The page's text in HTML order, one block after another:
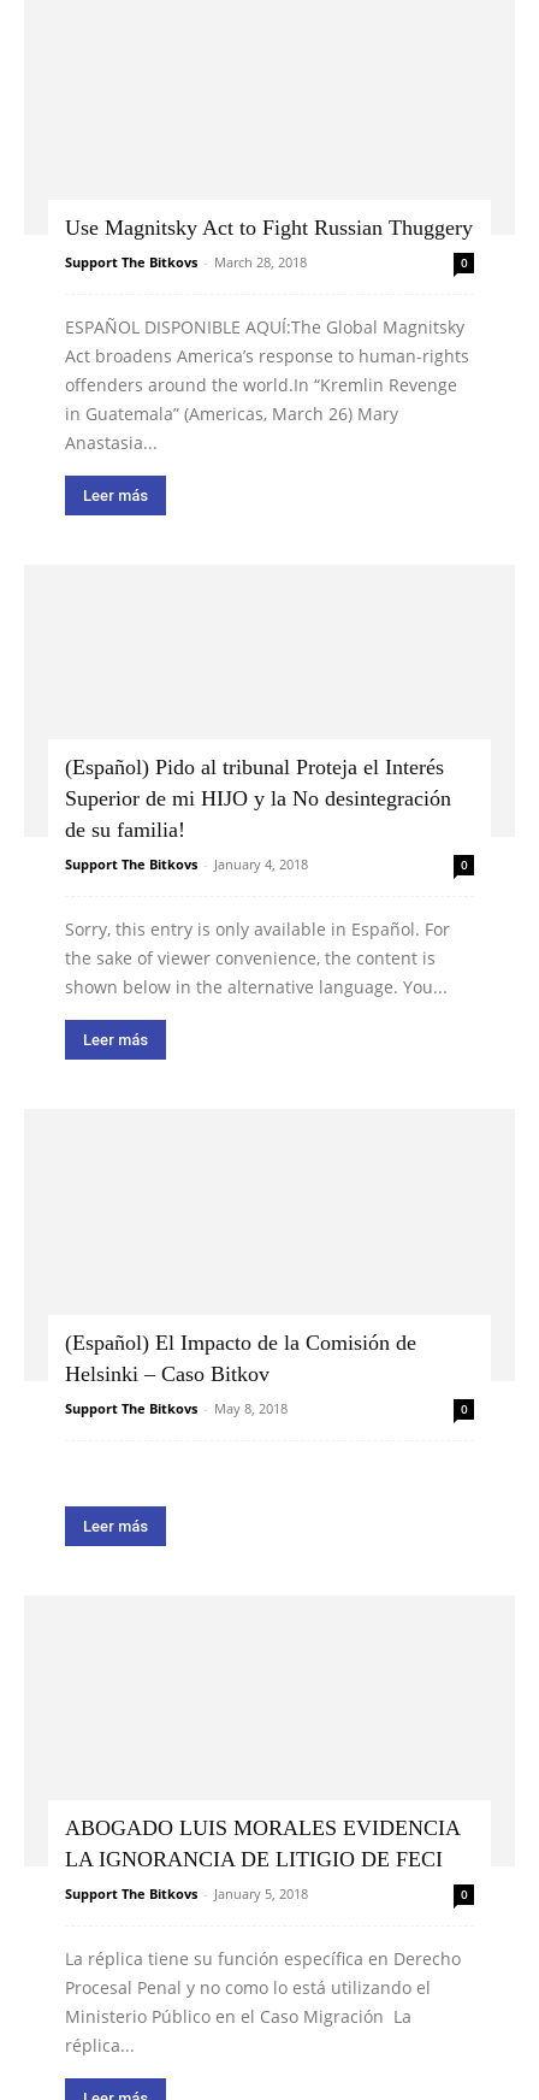
Use Magnitsky Act to Fight Russian Thuggery
Support The Bitkovs - March 28, 2018 0
ESPAÑOL DISPONIBLE AQUÍ:The Global Magnitsky
Act broadens America’s response to human-rights
offenders around the world.In “Kremlin Revenge
in Guatemala” (Americas, March 26) Mary
Anastasia...
Leer más
(Español) Pido al tribunal Proteja el Interés
Superior de mi HIJO y la No desintegración
de su familia!
Support The Bitkovs - January 4, 2018 0
Sorry, this entry is only available in Español. For
the sake of viewer convenience, the content is
shown below in the alternative language. You...
Leer más
(Español) El Impacto de la Comisión de
Helsinki – Caso Bitkov
Support The Bitkovs - May 8, 2018 0
Leer más
ABOGADO LUIS MORALES EVIDENCIA
LA IGNORANCIA DE LITIGIO DE FECI
Support The Bitkovs - January 5, 2018 0
La réplica tiene su función específica en Derecho
Procesal Penal y no como lo está utilizando el
Ministerio Público en el Caso Migración La
réplica...